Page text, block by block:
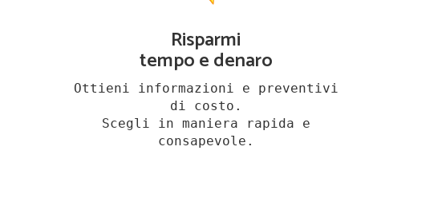
Risparmi
tempo e denaro
Ottieni informazioni e preventivi
di costo.
Scegli in maniera rapida e
consapevole.